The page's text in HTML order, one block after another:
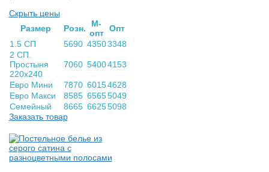
Скрыть цены
Раз­мер
Розн.
М-
опт Опт
1.5 СП
5690 43503348
2 СП.
Простыня
220х240
7060 54004153
Евро Мини 7870 60154628
Евро Макси
8585 65655049
Семейный
8665 66255098
Заказать товар